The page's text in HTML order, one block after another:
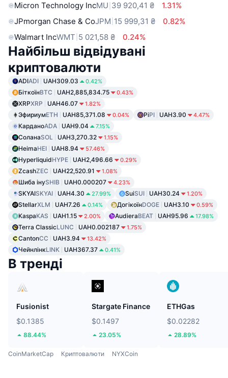
Micron Technology IncMU 39 920,41 ₴
1.31%
JPmorgan Chase & CoJPM 15 999,31 ₴
0.82%
Walmart IncWMT 5 021,58 ₴ 0.24%
Найбільш відвідувані
криптовалюти
ADIADI UAH309.03 0.42%
БіткоїнBTC UAH2,885,834.75 0.43%
XRPXRP UAH46.07 1.82%
ЭфириумETH UAH85,371.08 0.04% PiPI UAH3.90 4.47%
КарданоADA UAH9.04 7.15%
СоланаSOL UAH3,270.32 1.15%
HeimaHEI UAH8.94 57.46%
HyperliquidHYPE UAH2,496.66 0.29%
ZcashZEC UAH22,520.91 1.08%
Шиба інуSHIB UAH0.000207 4.23%
SKYAISKYAI UAH4.30 27.99% SuiSUI UAH30.24 1.20%
StellarXLM UAH7.26 0.14% ДогікоїнDOGE UAH3.10 0.59%
KaspaKAS UAH1.15 2.00% AudieraBEAT UAH95.96 17.98%
Terra ClassicLUNC UAH0.002187 1.75%
CantonCC UAH3.94 13.42%
ЧейнлінкLINK UAH367.37 0.41%
В тренді
Fusionist
$0.1385
88.44%
Stargate Finance
$0.1497
23.05%
ETHGas
$0.02282
28.89%
CoinMarketCap Криптовалюти NYXCoin